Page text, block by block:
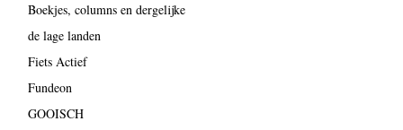
Boekjes, columns en dergelijke
de lage landen
Fiets Actief
Fundeon
GOOISCH